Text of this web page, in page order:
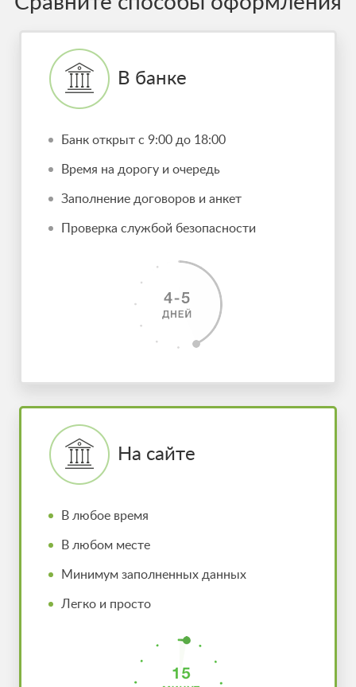
В банке
Банк открыт с 9:00 до 18:00
Время на дорогу и очередь
Заполнение договоров и анкет
Проверка службой безопасности
На сайте
В любое время
В любом месте
Минимум заполненных данных
Легко и просто